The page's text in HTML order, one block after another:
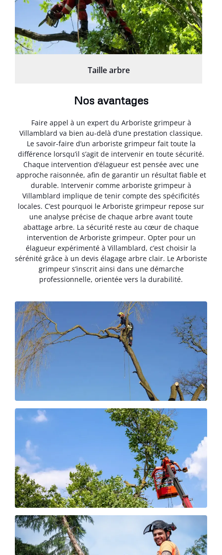
Taille arbre
Nos avantages
Faire appel à un expert du Arboriste grimpeur à
Villamblard va bien au-delà d’une prestation classique.
Le savoir-faire d’un arboriste grimpeur fait toute la
différence lorsqu’il s’agit de intervenir en toute sécurité.
Chaque intervention d’élagueur est pensée avec une
approche raisonnée, afin de garantir un résultat fiable et
durable. Intervenir comme arboriste grimpeur à
Villamblard implique de tenir compte des spécificités
locales. C’est pourquoi le Arboriste grimpeur repose sur
une analyse précise de chaque arbre avant toute
abattage arbre. La sécurité reste au cœur de chaque
intervention de Arboriste grimpeur. Opter pour un
élagueur expérimenté à Villamblard, c’est choisir la
sérénité grâce à un devis élagage arbre clair. Le Arboriste
grimpeur s’inscrit ainsi dans une démarche
professionnelle, orientée vers la durabilité.